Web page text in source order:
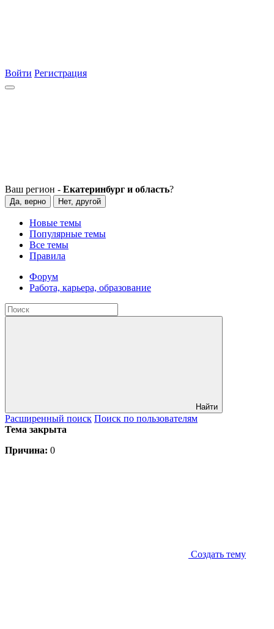
Войти Регистрация
Ваш регион - Екатеринбург и область?
Да, верно Нет, другой
Новые темы
Популярные темы
Все темы
Правила
Форум
Работа, карьера, образование
Найти
Расширенный поиск Поиск по пользователям
Тема закрыта
Причина: 0
Создать тему